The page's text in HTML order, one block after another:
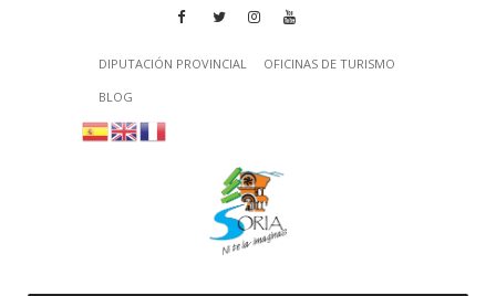
DIPUTACIÓN PROVINCIAL
OFICINAS DE TURISMO
BLOG